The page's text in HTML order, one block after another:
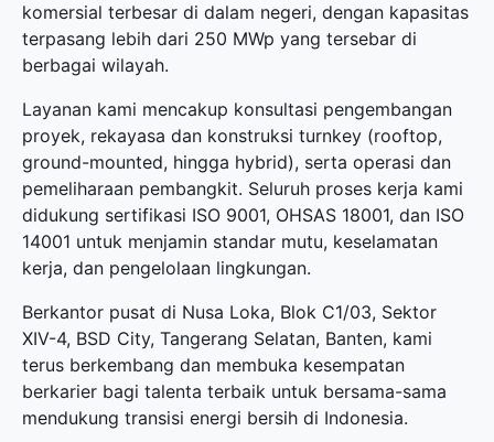
komersial terbesar di dalam negeri, dengan kapasitas
terpasang lebih dari 250 MWp yang tersebar di
berbagai wilayah.
Layanan kami mencakup konsultasi pengembangan
proyek, rekayasa dan konstruksi turnkey (rooftop,
ground-mounted, hingga hybrid), serta operasi dan
pemeliharaan pembangkit. Seluruh proses kerja kami
didukung sertifikasi ISO 9001, OHSAS 18001, dan ISO
14001 untuk menjamin standar mutu, keselamatan
kerja, dan pengelolaan lingkungan.
Berkantor pusat di Nusa Loka, Blok C1/03, Sektor
XIV-4, BSD City, Tangerang Selatan, Banten, kami
terus berkembang dan membuka kesempatan
berkarier bagi talenta terbaik untuk bersama-sama
mendukung transisi energi bersih di Indonesia.